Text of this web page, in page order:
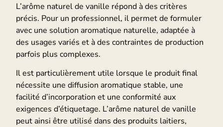
L’arôme naturel de vanille répond à des critères
précis. Pour un professionnel, il permet de formuler
avec une solution aromatique naturelle, adaptée à
des usages variés et à des contraintes de production
parfois plus complexes.
Il est particulièrement utile lorsque le produit final
nécessite une diffusion aromatique stable, une
facilité d’incorporation et une conformité aux
exigences d’étiquetage. L’arôme naturel de vanille
peut ainsi être utilisé dans des produits laitiers,